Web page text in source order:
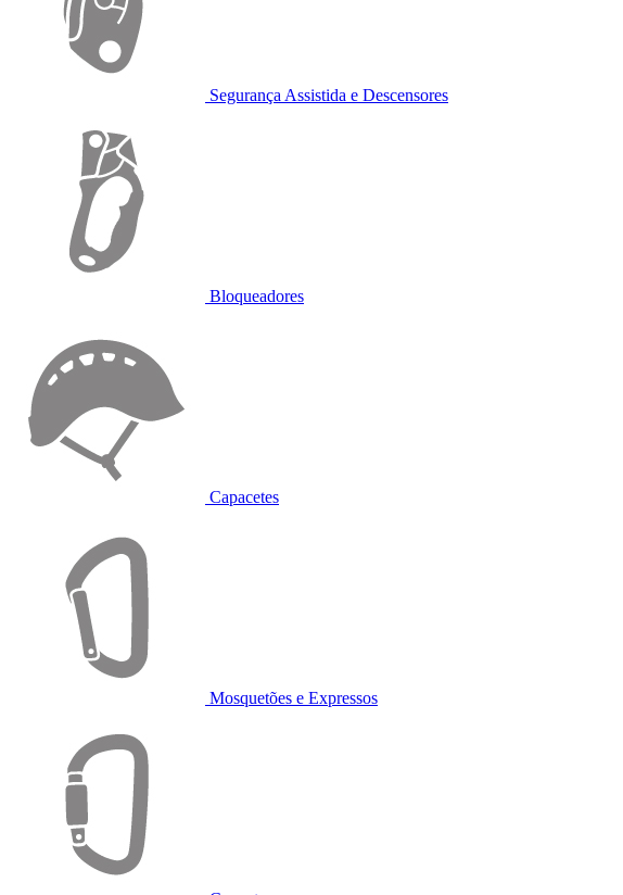
Segurança Assistida e Descensores
Bloqueadores
Capacetes
Mosquetões e Expressos